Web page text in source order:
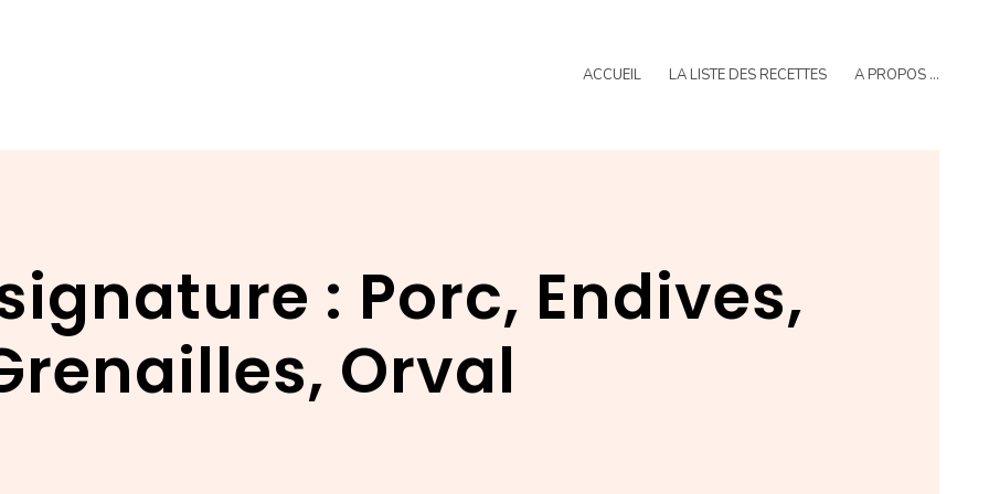
ACCUEIL LA LISTE DES RECETTES A PROPOS …
: Porc, Endives,
Orval